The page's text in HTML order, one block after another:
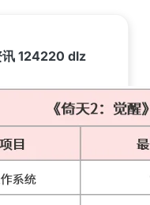
讯 124220 dlz